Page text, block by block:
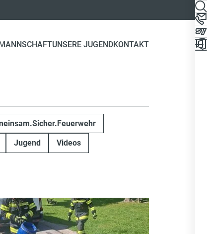
UNSERE JUGENDKONTAKT
Jugend Videos